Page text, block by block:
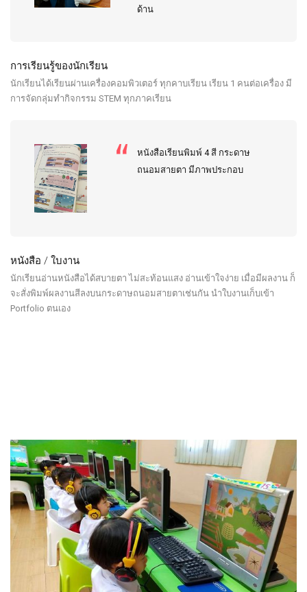
ด้าน
การเรียนรู้ของนักเรียน
นักเรียนได้เรียนผ่านเครื่องคอมพิวเตอร์ ทุกคาบเรียน เรียน 1 คนต่อเครื่อง มี
การจัดกลุ่มทำกิจกรรม STEM ทุกภาคเรียน
หนังสือเรียนพิมพ์ 4 สี กระดาษ
ถนอมสายตา มีภาพประกอบ
หนังสือ / ใบงาน
นักเรียนอ่านหนังสือได้สบายตา ไม่สะท้อนแสง อ่านเข้าใจง่าย เมื่อมีผลงาน ก็
จะสั่งพิมพ์ผลงานสีลงบนกระดาษถนอมสายตาเช่นกัน นำใบงานเก็บเข้า
Portfolio ตนเอง